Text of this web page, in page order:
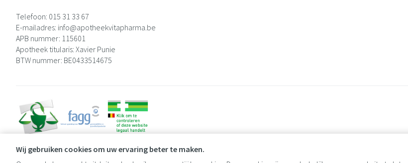
Wij gebruiken cookies om uw ervaring beter te maken.
Telefoon: 015 31 33 67
E-mailadres: info@apotheekvitapharma.be
APB nummer: 115601
Apotheek titularis: Xavier Punie
BTW nummer: BE0433514675